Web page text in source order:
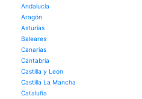
Andalucía
Aragón
Asturias
Baleares
Canarias
Cantabria
Castilla y León
Castilla La Mancha
Cataluña